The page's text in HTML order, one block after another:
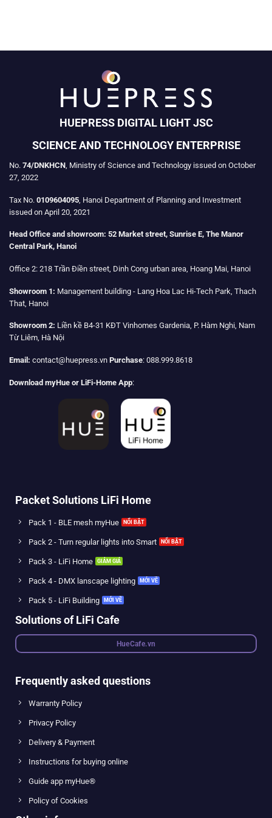
HUEPRESS DIGITAL LIGHT JSC
SCIENCE AND TECHNOLOGY ENTERPRISE
No. 74/DNKHCN, Ministry of Science and Technology issued on October
27, 2022
Tax No. 0109604095 , Hanoi Department of Planning and Investment
issued on April 20, 2021
Head Office and showroom: 52 Market street, Sunrise E, The Manor
Central Park, Hanoi
Office 2: 218 Trần Điền street, Dinh Cong urban area, Hoang Mai, Hanoi
Showroom 1: Management building - Lang Hoa Lac Hi-Tech Park, Thach
That, Hanoi
Showroom 2: Liền kề B4-31 KĐT Vinhomes Gardenia, P. Hàm Nghi, Nam
Từ Liêm, Hà Nội
Email: contact@huepress.vn Purchase: 088.999.8618
Download myHue or LiFi-Home App:
Packet Solutions LiFi Home
Pack 1 - BLE mesh myHue
Pack 2 - Turn regular lights into Smart
Pack 3 - LiFi Home
Pack 4 - DMX lanscape lighting
Pack 5 - LiFi Building
Solutions of LiFi Cafe
HueCafe.vn
Frequently asked questions
Warranty Policy
Privacy Policy
Delivery & Payment
Instructions for buying online
Guide app myHue®
Policy of Cookies